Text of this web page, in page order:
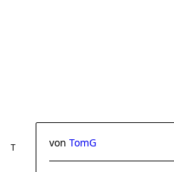
von TomG